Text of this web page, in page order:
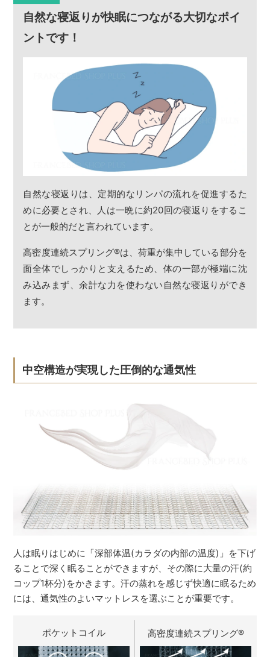
自然な寝返りが快眠につながる大切なポイ
ントです！
自然な寝返りは、定期的なリンパの流れを促進するた
めに必要とされ、人は一晩に約20回の寝返りをするこ
とが一般的だと言われています。
高密度連続スプリング®は、荷重が集中している部分を
面全体でしっかりと支えるため、体の一部が極端に沈
み込みまず、余計な力を使わない自然な寝返りができ
ます。
中空構造が実現した圧倒的な通気性
人は眠りはじめに「深部体温(カラダの内部の温度)」を下げ
ることで深く眠ることができますが、その際に大量の汗(約
コップ1杯分)をかきます。汗の蒸れを感じず快適に眠るため
には、通気性のよいマットレスを選ぶことが重要です。
ポケットコイル 高密度連続スプリング®